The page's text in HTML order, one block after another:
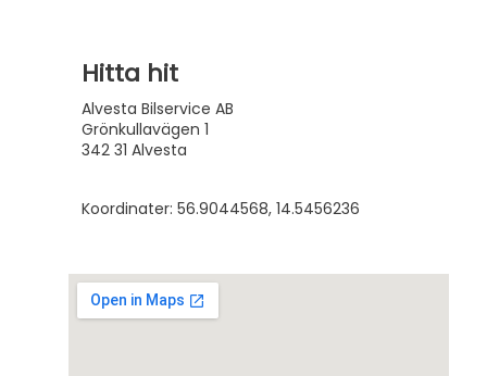
Hitta hit
Alvesta Bilservice AB
Grönkullavägen 1
342 31 Alvesta
Koordinater: 56.9044568, 14.5456236